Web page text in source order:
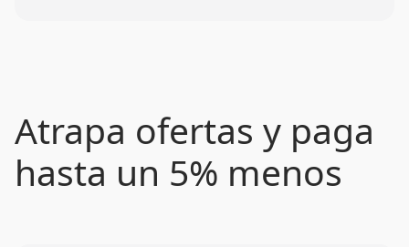
Atrapa ofertas y paga
hasta un 5% menos